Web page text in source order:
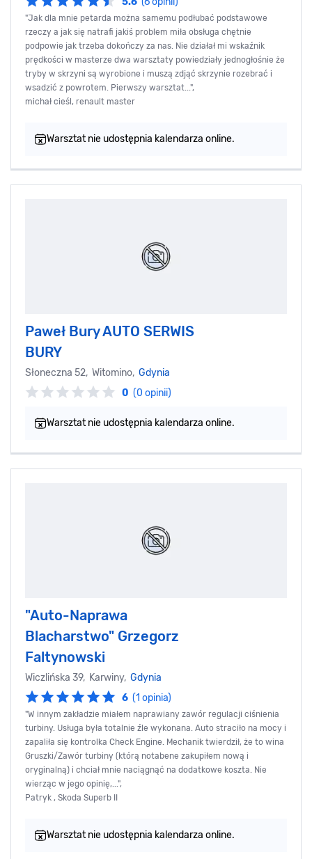
"Jak dla mnie petarda można samemu podłubać podstawowe
rzeczy a jak się natrafi jakiś problem miła obsługa chętnie
podpowie jak trzeba dokończy za nas. Nie działał mi wskaźnik
prędkości w masterze dwa warsztaty powiedziały jednogłośnie że
tryby w skrzyni są wyrobione i muszą zdjąć skrzynie rozebrać i
wsadzić z powrotem. Pierwszy warsztat...",
michał cieśl, renault master
Warsztat nie udostępnia kalendarza online.
Paweł Bury AUTO SERWIS
BURY
Słoneczna 52, Witomino, Gdynia
0 (0 opinii)
Warsztat nie udostępnia kalendarza online.
"Auto-Naprawa
Blacharstwo" Grzegorz
Faltynowski
Wiczlińska 39, Karwiny, Gdynia
6 (1 opinia)
"W innym zakładzie miałem naprawiany zawór regulacji ciśnienia
turbiny. Usługa była totalnie źle wykonana. Auto straciło na mocy i
zapaliła się kontrolka Check Engine. Mechanik twierdził, że to wina
Gruszki/Zawór turbiny (którą notabene zakupiłem nową i
oryginalną) i chciał mnie naciągnąć na dodatkowe koszta. Nie
wierząc w jego opinię,...",
Patryk , Skoda Superb II
Warsztat nie udostępnia kalendarza online.